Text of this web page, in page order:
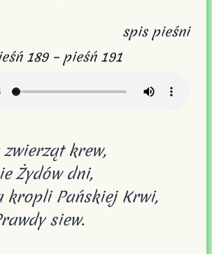
spis pieśni
189– pieśń 191
zwierząt krew,
Żydów dni,
kropli Pańskiej Krwi,
siew.